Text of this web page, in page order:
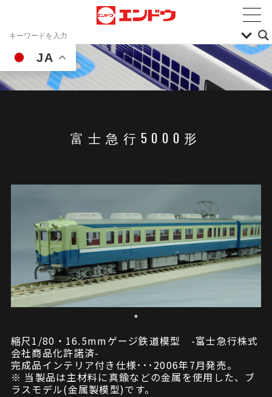
JA
富士急行5000形
縮尺1/80・16.5mmゲージ鉄道模型 -富士急行株式
会社商品化許諾済-
完成品インテリア付き仕様･･･2006年7月発売。
※ 当製品は主材料に真鍮などの金属を使用した、ブ
ラスモデル(金属製模型)です。